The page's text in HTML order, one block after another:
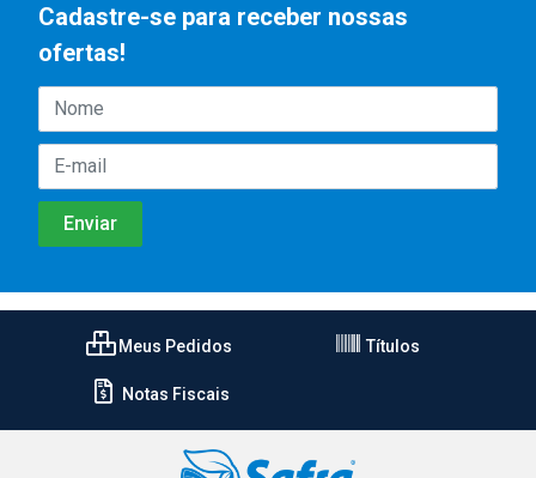
Cadastre-se para receber nossas
ofertas!
Meus Pedidos Títulos
Notas Fiscais